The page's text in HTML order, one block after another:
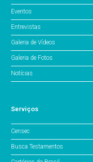
Eventos
Entrevistas
Galeria de Vídeos
Galeria de Fotos
Notícias
Serviços
Censec
Busca Testamentos